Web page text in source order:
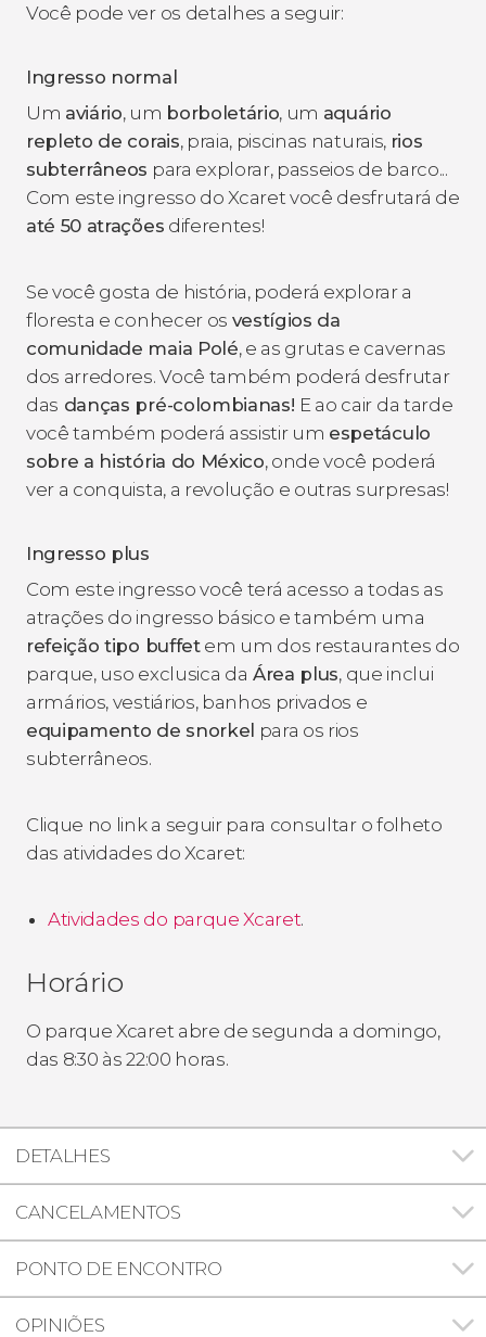
Você pode ver os detalhes a seguir:
Ingresso normal
Um aviário, um borboletário, um aquário
repleto de corais, praia, piscinas naturais, rios
subterrâneos para explorar, passeios de barco...
Com este ingresso do Xcaret você desfrutará de
até 50 atrações diferentes!
Se você gosta de história, poderá explorar a
floresta e conhecer os vestígios da
comunidade maia Polé, e as grutas e cavernas
dos arredores. Você também poderá desfrutar
das danças pré-colombianas! E ao cair da tarde
você também poderá assistir um espetáculo
sobre a história do México, onde você poderá
ver a conquista, a revolução e outras surpresas!
Ingresso plus
Com este ingresso você terá acesso a todas as
atrações do ingresso básico e também uma
refeição tipo buffetem um dos restaurantes do
parque, uso exclusica da Área plus, que inclui
armários, vestiários, banhos privados e
equipamento de snorkel para os rios
subterrâneos.
Clique no link a seguir para consultar o folheto
das atividades do Xcaret:
Atividades do parque Xcaret.
Horário
O parque Xcaret abre de segunda a domingo,
das 8:30 às 22:00 horas.
DETALHES
CANCELAMENTOS
PONTO DE ENCONTRO
OPINIÕES